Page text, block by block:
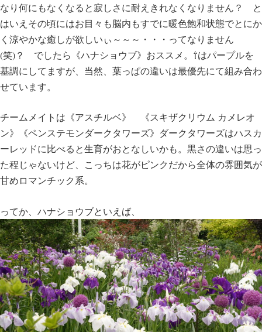
なり何にもなくなると寂しさに耐えきれなくなりません？ と
はいえその頃にはお目々も脳内もすでに暖色飽和状態でとにか
く涼やかな癒しが欲しいぃ～～～・・・ってなりません
(笑)？ でしたら《ハナショウブ》おススメ。⇧はパープルを
基調にしてますが、当然、葉っぱの違いは最優先にて組み合わ
せています。
チームメイトは《アスチルベ》 《スキザクリウム カメレオ
ン》《ペンステモンダークタワーズ》ダークタワーズはハスカ
ーレッドに比べると生育がおとなしいかも。黒さの違いは思っ
た程じゃないけど、こっちは花がピンクだから全体の雰囲気が
甘めロマンチック系。
ってか、ハナショウブといえば、